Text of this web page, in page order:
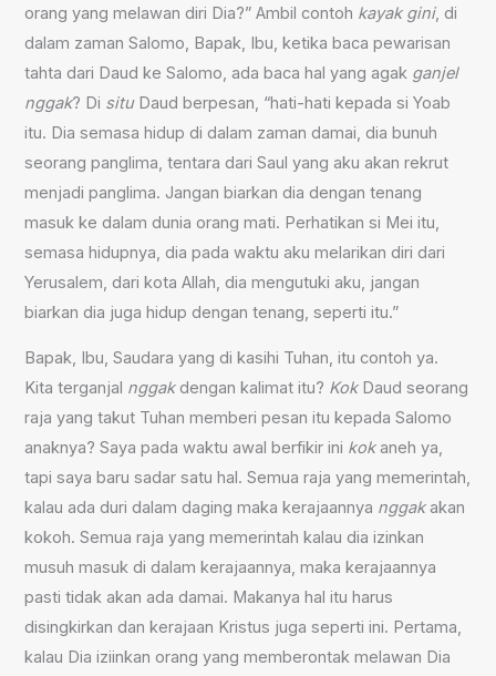
orang yang melawan diri Dia?” Ambil contoh kayak gini, di
dalam zaman Salomo, Bapak, Ibu, ketika baca pewarisan
tahta dari Daud ke Salomo, ada baca hal yang agak ganjel
nggak? Di situDaud berpesan, “hati-hati kepada si Yoab
itu. Dia semasa hidup di dalam zaman damai, dia bunuh
seorang panglima, tentara dari Saul yang aku akan rekrut
menjadi panglima. Jangan biarkan dia dengan tenang
masuk ke dalam dunia orang mati. Perhatikan si Mei itu,
semasa hidupnya, dia pada waktu aku melarikan diri dari
Yerusalem, dari kota Allah, dia mengutuki aku, jangan
biarkan dia juga hidup dengan tenang, seperti itu.”
Bapak, Ibu, Saudara yang di kasihi Tuhan, itu contoh ya.
Kita terganjal nggakdengan kalimat itu? KokDaud seorang
raja yang takut Tuhan memberi pesan itu kepada Salomo
anaknya? Saya pada waktu awal berfikir ini kokaneh ya,
tapi saya baru sadar satu hal. Semua raja yang memerintah,
kalau ada duri dalam daging maka kerajaannya nggakakan
kokoh. Semua raja yang memerintah kalau dia izinkan
musuh masuk di dalam kerajaannya, maka kerajaannya
pasti tidak akan ada damai. Makanya hal itu harus
disingkirkan dan kerajaan Kristus juga seperti ini. Pertama,
kalau Dia iziinkan orang yang memberontak melawan Dia